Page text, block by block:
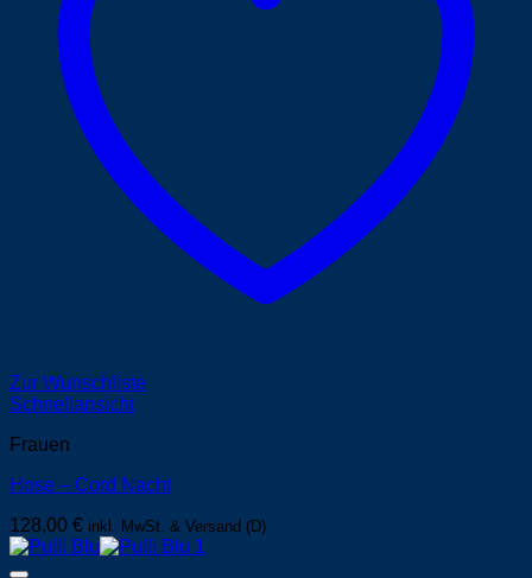
Zur Wunschliste
Schnellansicht
Frauen
Hose – Cord Nacht
128,00 € inkl. MwSt. & Versand (D)